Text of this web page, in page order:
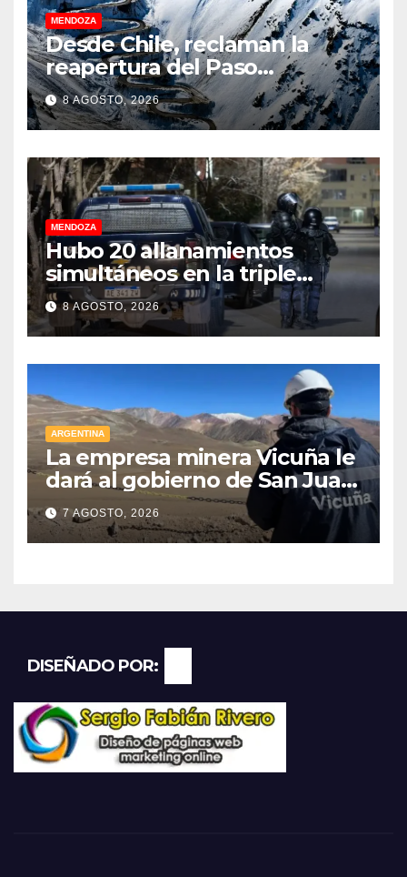
MENDOZA
Desde Chile, reclaman la
reapertura del Paso
Internacional Los
Libertadores: pérdidas
millonarias
8 AGOSTO, 2026
MENDOZA
Hubo 20 allanamientos
simultáneos en la triple
frontera de Luján, Maipú y
Godoy Cruz
8 AGOSTO, 2026
ARGENTINA
La empresa minera Vicuña le
dará al gobierno de San Juan
U$D 250 millones cómo un
aporte extraordinario y no
reembolsable
7 AGOSTO, 2026
DISEÑADO POR: